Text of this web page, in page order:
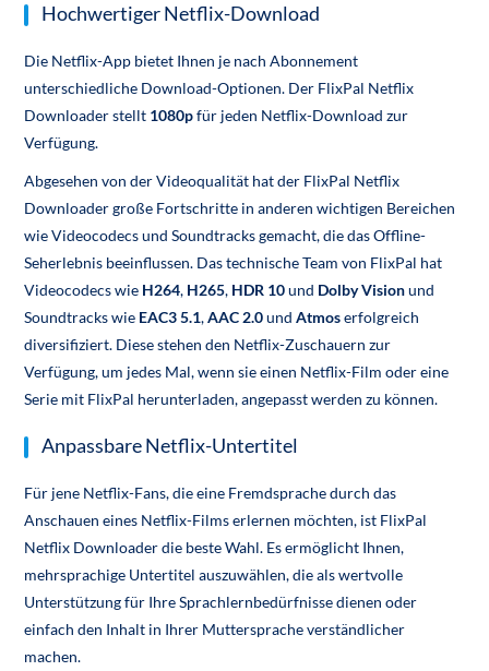
Hochwertiger Netflix-Download
Die Netflix-App bietet Ihnen je nach Abonnement
unterschiedliche Download-Optionen. Der FlixPal Netflix
Downloader stellt 1080pfür jeden Netflix-Download zur
Verfügung.
Abgesehen von der Videoqualität hat der FlixPal Netflix
Downloader große Fortschritte in anderen wichtigen Bereichen
wie Videocodecs und Soundtracks gemacht, die das Offline-
Seherlebnis beeinflussen. Das technische Team von FlixPal hat
Videocodecs wie H264, H265, HDR 10und Dolby Visionund
Soundtracks wie EAC3 5.1,AAC 2.0undAtmoserfolgreich
diversifiziert. Diese stehen den Netflix-Zuschauern zur
Verfügung, um jedes Mal, wenn sie einen Netflix-Film oder eine
Serie mit FlixPal herunterladen, angepasst werden zu können.
Anpassbare Netflix-Untertitel
Für jene Netflix-Fans, die eine Fremdsprache durch das
Anschauen eines Netflix-Films erlernen möchten, ist FlixPal
Netflix Downloader die beste Wahl. Es ermöglicht Ihnen,
mehrsprachige Untertitel auszuwählen, die als wertvolle
Unterstützung für Ihre Sprachlernbedürfnisse dienen oder
einfach den Inhalt in Ihrer Muttersprache verständlicher
machen.